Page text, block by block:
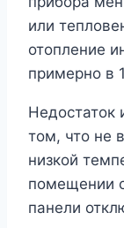
или
отопление
примерно в
Недостаток
том, что не
низкой
помещении
панели